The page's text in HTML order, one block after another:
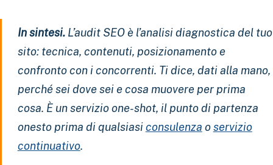
In sintesi.L’audit SEO è l’analisi diagnostica del tuo
sito: tecnica, contenuti, posizionamento e
confronto con i concorrenti. Ti dice, dati alla mano,
perché sei dove sei e cosa muovere per prima
cosa. È un servizio one-shot, il punto di partenza
onesto prima di qualsiasiconsulenza oservizio
continuativo.